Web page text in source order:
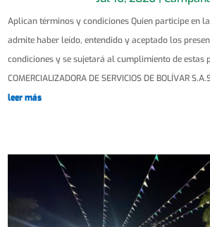
Aplican términos y condiciones Quien participe en
admite haber leído, entendido y aceptado los
condiciones y se sujetará al cumplimiento de estas
COMERCIALIZADORA DE SERVICIOS DE BOLÍVAR
leer más